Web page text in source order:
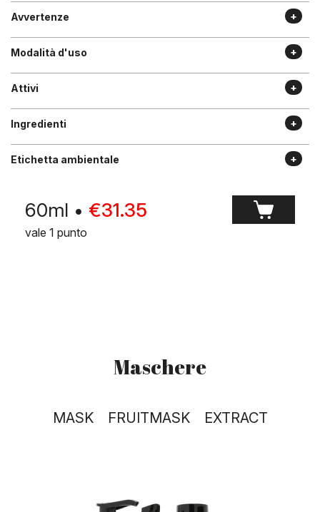
Avvertenze
Modalità d'uso
Attivi
Ingredienti
Etichetta ambientale
60ml • €31.35
vale 1 punto
Maschere
MASK FRUITMASK EXTRACT